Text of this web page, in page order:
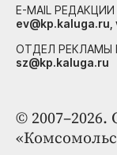
©
E-MAIL РЕДАКЦИИ
ev@kp.kaluga.ru,
ОТДЕЛ РЕКЛАМЫ
sz@kp.kaluga.ru